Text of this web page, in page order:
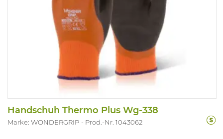
Handschuh Thermo Plus Wg-338
Marke: WONDERGRIP Prod.-Nr. 1043062